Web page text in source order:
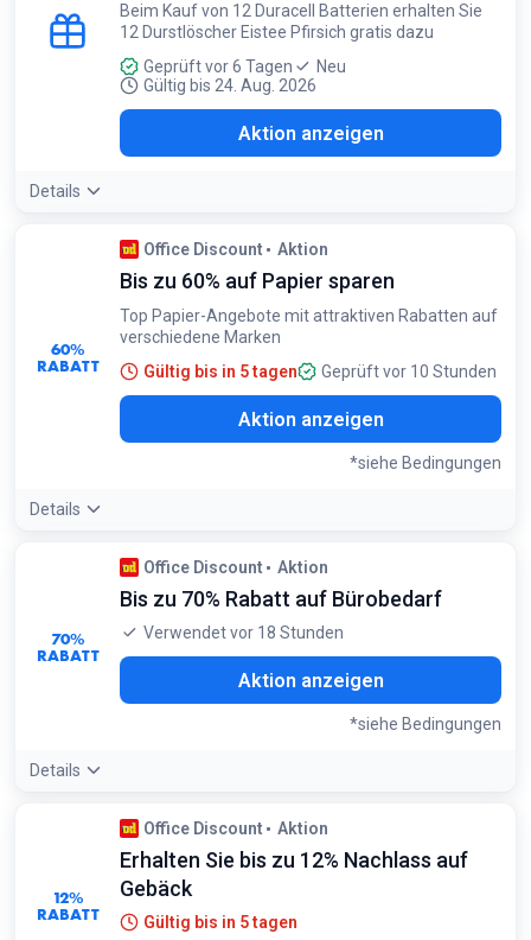
Beim Kauf von 12 Duracell Batterien erhalten Sie
12 Durstlöscher Eistee Pfirsich gratis dazu
Geprüft vor 6 Tagen
Neu
Gültig bis 24. Aug. 2026
Aktion anzeigen
Details
60%
RABATT
Office Discount Aktion
Bis zu 60% auf Papier sparen
Top Papier-Angebote mit attraktiven Rabatten auf
verschiedene Marken
Gültig bis in 5 tagen
Geprüft vor 10 Stunden
Aktion anzeigen
*siehe Bedingungen
Details
Bedingungen:
Gilt für ausgewählte Papierprodukte der Marken go copy, hp,
tecno und dots office
70%
RABATT
Office Discount Aktion
Bis zu 70% Rabatt auf Bürobedarf
Verwendet vor 18 Stunden
Aktion anzeigen
*siehe Bedingungen
Details
Angebotsdetails:Achten Sie auf die wöchentlich
wechselnden 'Wochenknüller' für maximale Ersparnisse auf
Markenartikel
Bedingungen:
Nur für gewerbliche Kunden in Österreich. Preise verstehen
sich zzgl. MwSt
12%
RABATT
Office Discount Aktion
Erhalten Sie bis zu 12% Nachlass auf
Gebäck
Gültig bis in 5 tagen